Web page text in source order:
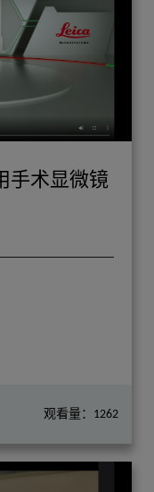
手术显微镜
观看量：1262